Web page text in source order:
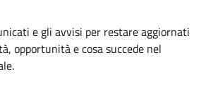
e gli avvisi per restare aggiornati
opportunità e cosa succede nel